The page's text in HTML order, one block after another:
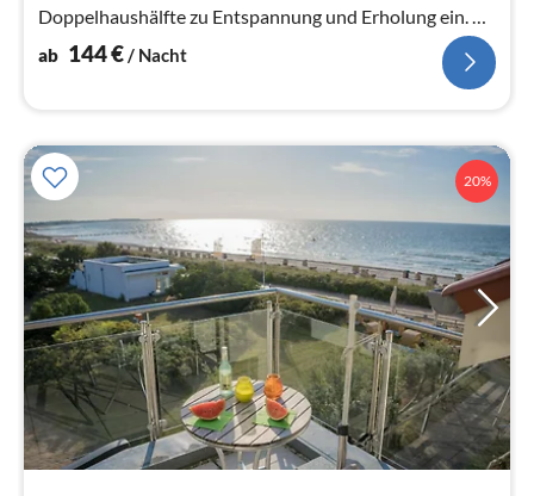
Doppelhaushälfte zu Entspannung und Erholung ein. E-
Lademöglichkeit vorhanden.
ab 144€ / Nacht
20%